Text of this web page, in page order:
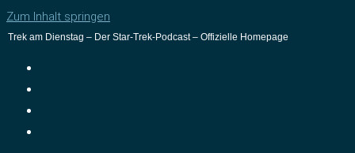
Zum Inhalt springen
Trek am Dienstag – Der Star-Trek-Podcast – Offizielle Homepage